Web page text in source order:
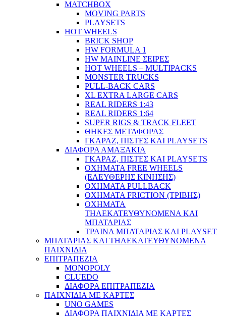
MATCHBOX
MOVING PARTS
PLAYSETS
HOT WHEELS
BRICK SHOP
HW FORMULA 1
HW MAINLINE ΣΕΙΡΕΣ
HOT WHEELS – MULTIPACKS
MONSTER TRUCKS
PULL-BACK CARS
XL EXTRA LARGE CARS
REAL RIDERS 1:43
REAL RIDERS 1:64
SUPER RIGS & TRACK FLEET
ΘΗΚΕΣ ΜΕΤΑΦΟΡΑΣ
ΓΚΑΡΑΖ, ΠΙΣΤΕΣ ΚΑΙ PLAYSETS
ΔΙΑΦΟΡΑ ΑΜΑΞΑΚΙΑ
ΓΚΑΡΑΖ, ΠΙΣΤΕΣ ΚΑΙ PLAYSETS
ΟΧΗΜΑΤΑ FREE WHEELS
(ΕΛΕΥΘΕΡΗΣ ΚΙΝΗΣΗΣ)
ΟΧΗΜΑΤΑ PULLBACK
ΟΧΗΜΑΤΑ FRICTION (ΤΡΙΒΗΣ)
ΟΧΗΜΑΤΑ
ΤΗΛΕΚΑΤΕΥΘΥΝΟΜΕΝΑ ΚΑΙ
ΜΠΑΤΑΡΙΑΣ
ΤΡΑΙΝΑ ΜΠΑΤΑΡΙΑΣ ΚΑΙ PLAYSET
ΜΠΑΤΑΡΙΑΣ ΚΑΙ ΤΗΛΕΚΑΤΕΥΘΥΝΟΜΕΝΑ
ΠΑΙΧΝΙΔΙΑ
ΕΠΙΤΡΑΠΕΖΙΑ
MONOPOLY
CLUEDO
ΔΙΑΦΟΡΑ ΕΠΙΤΡΑΠΕΖΙΑ
ΠΑΙΧΝΙΔΙΑ ΜΕ ΚΑΡΤΕΣ
UNO GAMES
ΔΙΑΦΟΡΑ ΠΑΙΧΝΙΔΙΑ ΜΕ ΚΑΡΤΕΣ